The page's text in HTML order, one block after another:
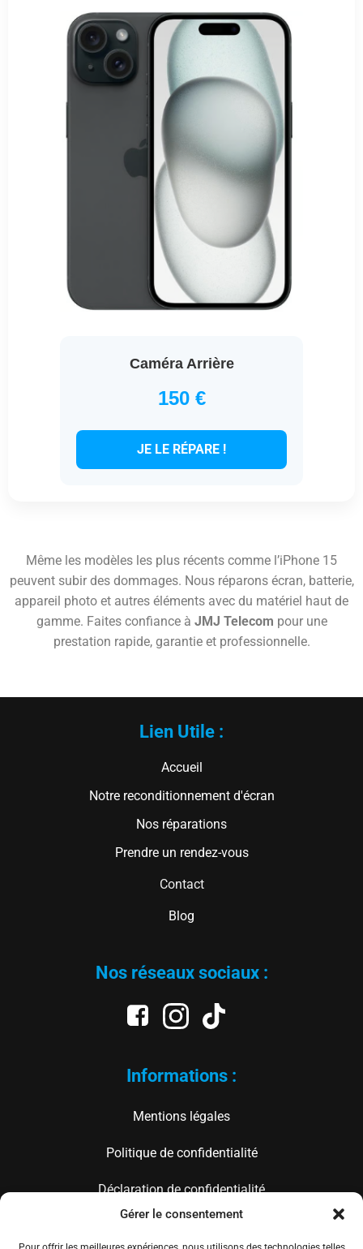
Gérer le consentement
Caméra Arrière
150 €
JE LE RÉPARE !
Même les modèles les plus récents comme l’iPhone 15
peuvent subir des dommages. Nous réparons écran, batterie,
appareil photo et autres éléments avec du matériel haut de
gamme. Faites confiance à JMJ Telecom pour une
prestation rapide, garantie et professionnelle.
Lien Utile :
Accueil
Notre reconditionnement d'écran
Nos réparations
Prendre un rendez-vous
Contact
Blog
Nos réseaux sociaux :
Informations :
Mentions légales
Politique de confidentialité
Déclaration de confidentialité